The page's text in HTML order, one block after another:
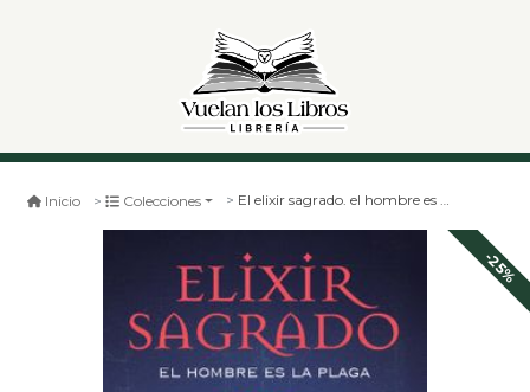
Inicio Colecciones El elixir sagrado. el hombre es la plaga
-25%